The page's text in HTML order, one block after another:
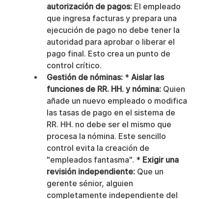
autorización de pagos: El empleado
que ingresa facturas y prepara una
ejecución de pago no debe tener la
autoridad para aprobar o liberar el
pago final. Esto crea un punto de
control crítico.
Gestión de nóminas: * Aislar las
funciones de RR. HH. y nómina: Quien
añade un nuevo empleado o modifica
las tasas de pago en el sistema de
RR. HH. no debe ser el mismo que
procesa la nómina. Este sencillo
control evita la creación de
"empleados fantasma". * Exigir una
revisión independiente: Que un
gerente sénior, alguien
completamente independiente del